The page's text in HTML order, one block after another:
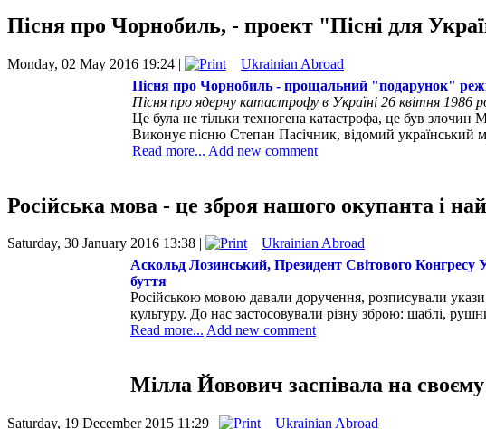
Пісня про Чорнобиль, - проект "Пісні для
Monday, 02 May 2016 19:24 |
Ukrainian Abroad
Пісня про Чорнобиль - прощальний "подарунок"
Пісня про ядерну катастрофу в Україні 26 квітня 1986
Це була не тільки техногена катастрофа, це був
Виконує пісню Степан Пасічник, відомий український
Read more... Add new comment
Російська мова - це зброя нашого окупанта і
Saturday, 30 January 2016 13:38 |
Ukrainian Abroad
Аскольд Лозинський, Президент Світового Конгресу
буття
Російською мовою давали доручення, розписували
культуру. До нас застосовували різну зброю: шаблі,
Read more... Add new comment
Мілла Йовович заспівала на
Saturday, 19 December 2015 11:29 | Ukrainian Abroad